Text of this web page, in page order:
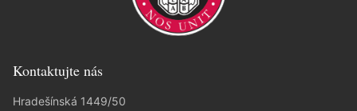
Kontaktujte nás
Hradešínská 1449/50